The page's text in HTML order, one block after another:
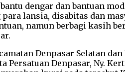
dengar dan bantuan
lansia, disabitas dan
namun berbagi kasih
Denpasar Selatan
Persatuan Denpasar, Ny.